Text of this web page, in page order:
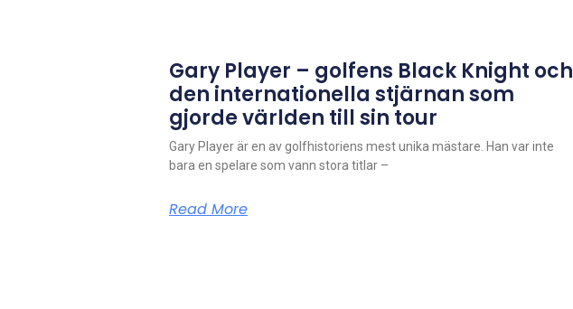
Gary Player – golfens Black Knight och
den internationella stjärnan som
gjorde världen till sin tour
Gary Player är en av golfhistoriens mest unika mästare. Han var inte
bara en spelare som vann stora titlar –
Read More